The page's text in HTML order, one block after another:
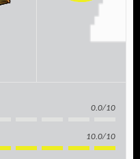
0.0/10
10.0/10